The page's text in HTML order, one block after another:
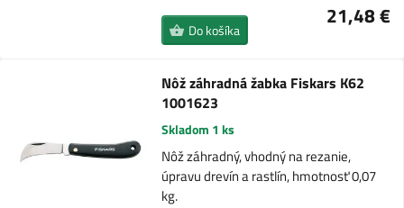
21,48 €
Do košíka
Nôž záhradná žabka Fiskars K62
1001623
Skladom 1 ks
Nôž záhradný, vhodný na rezanie,
úpravu drevín a rastlín, hmotnosť 0,07
kg.